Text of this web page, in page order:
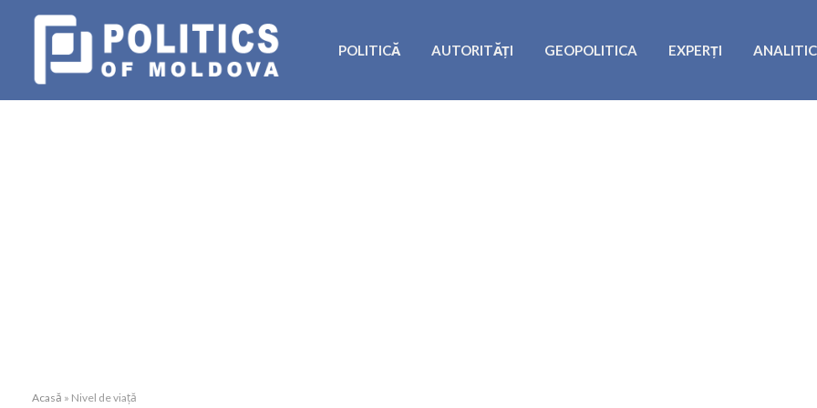
POLITICĂ AUTORITĂȚI GEOPOLITICA EXPERȚI
Acasă » Nivel de viață